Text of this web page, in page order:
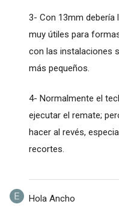
3- Con 13mm debería
muy útiles para
con las instalaciones
más pequeños.
4- Normalmente el
ejecutar el remate;
hacer al revés,
recortes.
Hola Ancho